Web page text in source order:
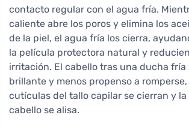
contacto regular con el agua fría.
caliente abre los poros y elimina los
de la piel, el agua fría los cierra,
la película protectora natural y
irritación. El cabello tras una ducha fría
brillante y menos propenso a
cutículas del tallo capilar se cierran y
cabello se alisa.